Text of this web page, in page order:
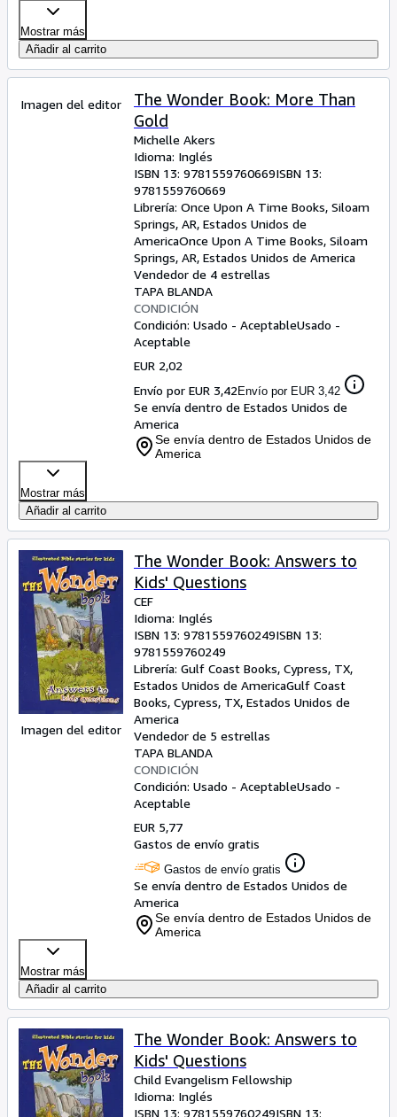
Mostrar más
Añadir al carrito
Imagen del editor
The Wonder Book: More Than
Gold
Michelle Akers
Idioma: Inglés
ISBN 13: 9781559760669ISBN 13:
9781559760669
Librería: Once Upon A Time Books, Siloam
Springs, AR, Estados Unidos de
AmericaOnce Upon A Time Books, Siloam
Springs, AR, Estados Unidos de America
Vendedor de 4 estrellas
TAPA BLANDA
CONDICIÓN
Condición: Usado - AceptableUsado -
Aceptable
EUR 2,02
Envío por EUR 3,42Envío por EUR 3,42
Se envía dentro de Estados Unidos de
America
Se envía dentro de Estados Unidos de
America
Mostrar más
Añadir al carrito
Imagen del editor
The Wonder Book: Answers to
Kids' Questions
CEF
Idioma: Inglés
ISBN 13: 9781559760249ISBN 13:
9781559760249
Librería: Gulf Coast Books, Cypress, TX,
Estados Unidos de AmericaGulf Coast
Books, Cypress, TX, Estados Unidos de
America
Vendedor de 5 estrellas
TAPA BLANDA
CONDICIÓN
Condición: Usado - AceptableUsado -
Aceptable
EUR 5,77
Gastos de envío gratis
Gastos de envío gratis
Se envía dentro de Estados Unidos de
America
Se envía dentro de Estados Unidos de
America
Mostrar más
Añadir al carrito
The Wonder Book: Answers to
Kids' Questions
Child Evangelism Fellowship
Idioma: Inglés
ISBN 13: 9781559760249ISBN 13: